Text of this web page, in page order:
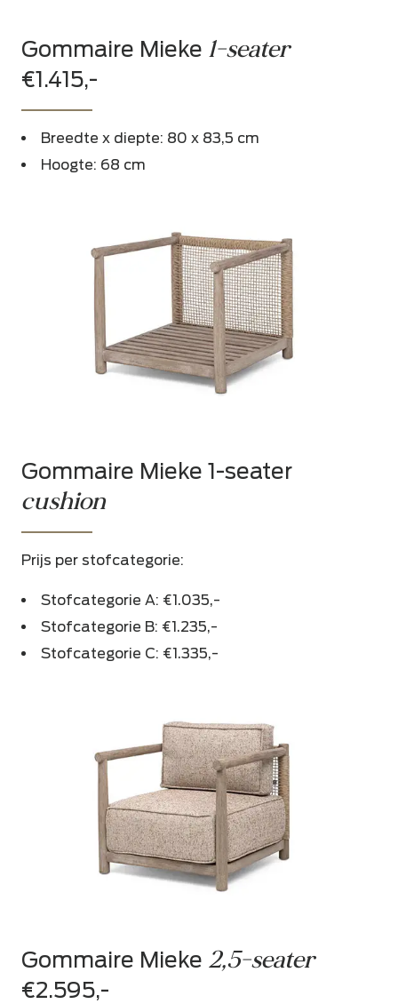
Gommaire Mieke 1-seater
€1.415,-
Breedte x diepte: 80 x 83,5 cm
Hoogte: 68 cm
Gommaire Mieke 1-seater
cushion
Prijs per stofcategorie:
Stofcategorie A: €1.035,-
Stofcategorie B: €1.235,-
Stofcategorie C: €1.335,-
Gommaire Mieke 2,5-seater
€2.595,-